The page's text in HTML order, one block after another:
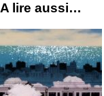
A lire aussi…